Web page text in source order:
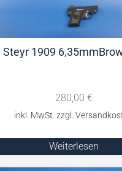
Steyr 1909
280,00 €
Weiterlesen